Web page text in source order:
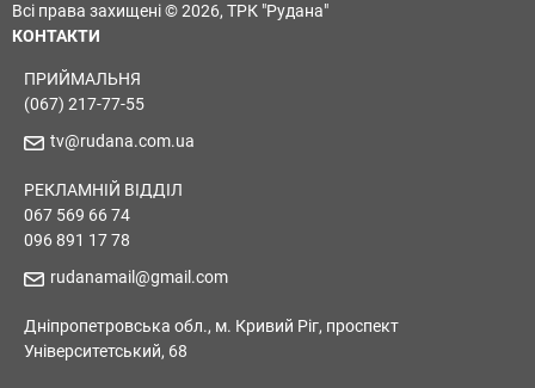
Всі права захищені © 2026, ТРК "Рудана"
КОНТАКТИ
ПРИЙМАЛЬНЯ
(067) 217-77-55
tv@rudana.com.ua
РЕКЛАМНІЙ ВІДДІЛ
067 569 66 74
096 891 17 78
rudanamail@gmail.com
Дніпропетровська обл., м. Кривий Ріг, проспект
Університетський, 68